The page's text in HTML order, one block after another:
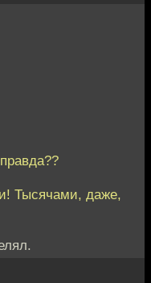
Тысячами, даже,